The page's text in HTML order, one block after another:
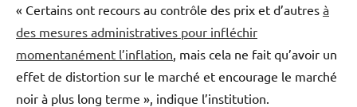
« Certains ont recours au contrôle des prix et d’autres à
des mesures administratives pour infléchir
momentanément l’inflation , mais cela ne fait qu’avoir un
effet de distortion sur le marché et encourage le marché
noir à plus long terme », indique l’institution.